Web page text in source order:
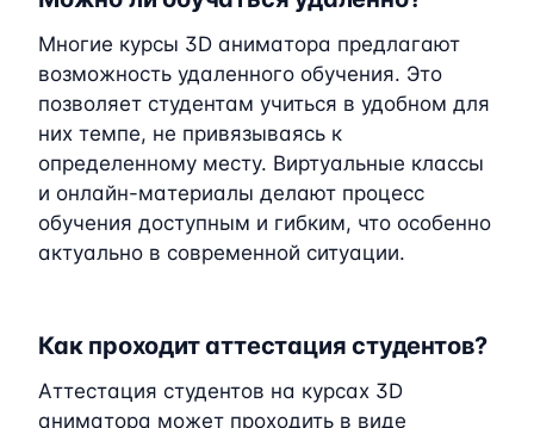
Многие курсы 3D аниматора предлагают
возможность удаленного обучения. Это
позволяет студентам учиться в удобном для
них темпе, не привязываясь к
определенному месту. Виртуальные классы
и онлайн-материалы делают процесс
обучения доступным и гибким, что особенно
актуально в современной ситуации.
Как проходит аттестация студентов?
Аттестация студентов на курсах 3D
аниматора может проходить в виде